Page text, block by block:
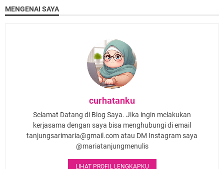
MENGENAI SAYA
curhatanku
Selamat Datang di Blog Saya. Jika ingin melakukan
kerjasama dengan saya bisa menghubungi di email
tanjungsarimaria@gmail.com atau DM Instagram saya
@mariatanjungmenulis
LIHAT PROFIL LENGKAPKU